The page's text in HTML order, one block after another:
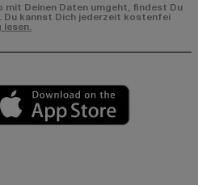
Deinen Daten umgeht, findest Du
Du kannst Dich jederzeit kostenfei
lesen.
market